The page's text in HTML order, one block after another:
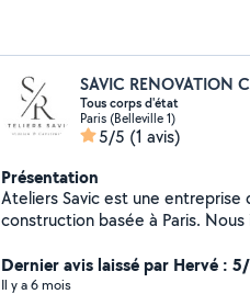
Tous corps d'état
Paris (Belleville 1)
5/5 (1 avis)
Présentation
Ateliers Savic est une
construction basée à Paris.
rénovations et constructions
réalisons des travaux tous corps
Dernier avis laissé par Hervé :
Il y a 6 mois